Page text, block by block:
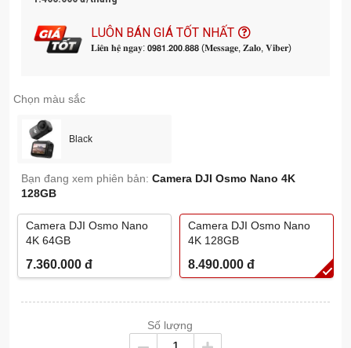
hỗ trợ sạc nhanh hiện đại.
Live View + điều khiển từ xa– truyền dữ liệu tốc độ cao,
cao chất lượng âm thanh.
Khả năng chống nước 10m
dàng, đi kèm Vision Dock IPX4.
Hỗ trợ khe cắm thẻ nhớ microSD tối đa 1TB
LUÔN BÁN GIÁ TỐT NHẤT
𝐋𝐢𝐞̂𝐧 𝐡𝐞̣̂ 𝐧𝐠𝐚𝐲: 𝟬𝟵𝟴𝟭.𝟮𝟬𝟬.𝟴𝟴𝟴 (𝐌𝐞𝐬𝐬𝐚𝐠𝐞, 𝐙𝐚𝐥𝐨, 𝐕𝐢𝐛𝐞𝐫)
Chọn màu sắc
Black
Bạn đang xem phiên bản: Camera DJI Osmo Nano 4K
128GB
Camera DJI Osmo Nano
4K 64GB
7.360.000 đ
Camera DJI Osmo Nano
4K 128GB
8.490.000 đ
Số lượng